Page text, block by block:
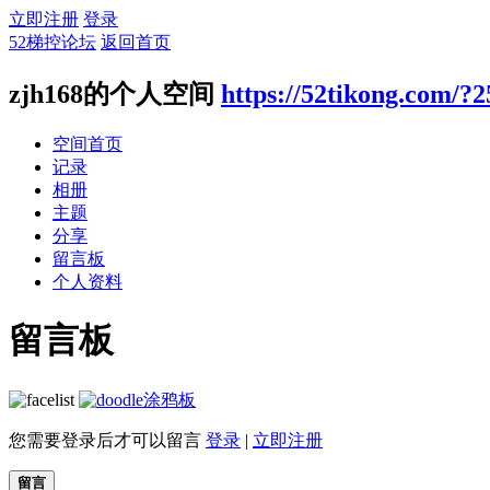
立即注册 登录
52梯控论坛 返回首页
zjh168的个人空间 https://52tikong.com/
空间首页
记录
相册
主题
分享
留言板
个人资料
留言板
涂鸦板
您需要登录后才可以留言 登录 | 立即注册
留言